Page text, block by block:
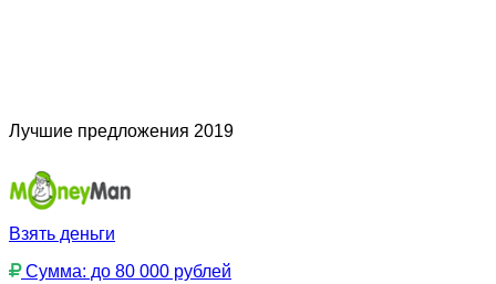
Лучшие предложения 2019
Взять деньги
Сумма: до 80 000 рублей